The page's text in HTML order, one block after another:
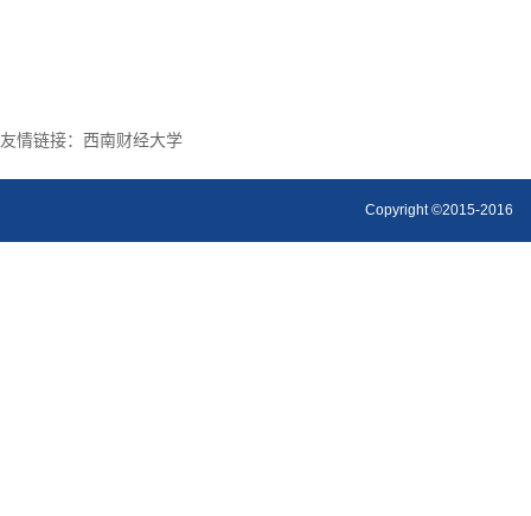
友情链接： 西南财经大学
Copyright ©2015-2016